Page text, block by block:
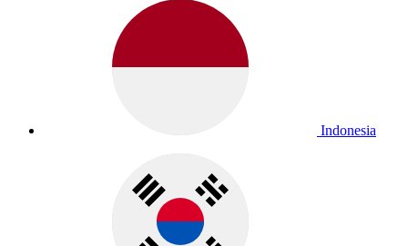
Indonesia